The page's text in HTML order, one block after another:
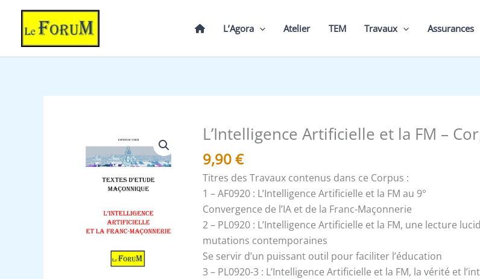
contenu
L’Agora Atelier TEM Travaux Assurances
L’Intelligence Artificielle et la FM –
9,90€
Titres des Travaux contenus dans ce Corpus :
1 – AF0920 : L’Intelligence Artificielle et la FM au 9°
Convergence de l’IA et de la Franc-Maçonnerie
2 – PL0920 : L’Intelligence Artificielle et la FM, une lecture
mutations contemporaines
Se servir d’un puissant outil pour faciliter l’éducation
3 – PL0920-3 : L’Intelligence Artificielle et la FM, la vérité et
quantité
L'Intelligence
Artificielle
et
la
FM
-
Corpus